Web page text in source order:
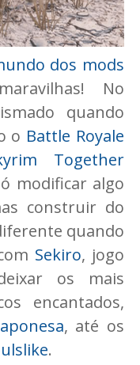
dos mods
No
quando
o Battle Royale
Together
modificar algo
construir do
quando
Sekiro, jogo
os mais
encantados,
, até os
.